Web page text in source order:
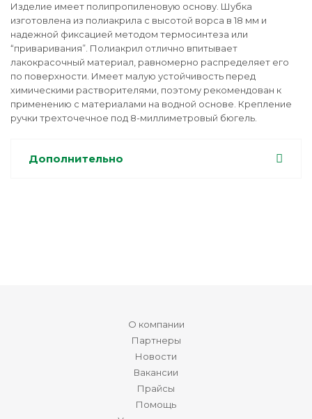
Изделие имеет полипропиленовую основу. Шубка
изготовлена из полиакрила с высотой ворса в 18 мм и
надежной фиксацией методом термосинтеза или
“приваривания”. Полиакрил отлично впитывает
лакокрасочный материал, равномерно распределяет его
по поверхности. Имеет малую устойчивость перед
химическими растворителями, поэтому рекомендован к
применению с материалами на водной основе. Крепление
ручки трехточечное под 8-миллиметровый бюгель.
Дополнительно
О компании
Партнеры
Новости
Вакансии
Прайсы
Помощь